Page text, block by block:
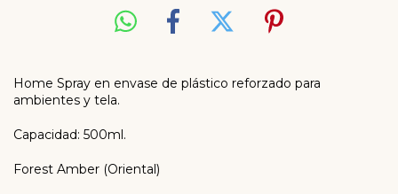
Home Spray en envase de plástico reforzado para
ambientes y tela.
Capacidad: 500ml.
Forest Amber (Oriental)